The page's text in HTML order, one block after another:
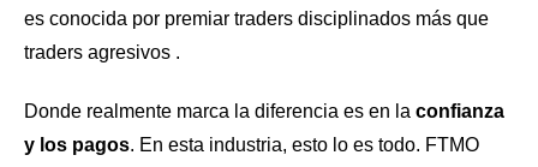
es conocida por premiar traders disciplinados más que
traders agresivos .
Donde realmente marca la diferencia es en la confianza
y los pagos. En esta industria, esto lo es todo. FTMO